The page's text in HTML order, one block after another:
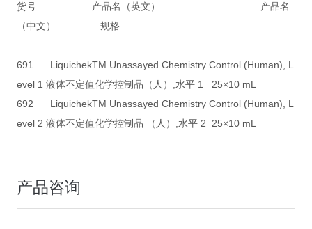
货号 产品名（英文） 产品名
（中文） 规格
691 LiquichekTM Unassayed Chemistry Control (Human), L
evel 1 液体不定值化学控制品（人）,水平 1 25×10 mL
692 LiquichekTM Unassayed Chemistry Control (Human), L
evel 2 液体不定值化学控制品 （人）,水平 2 25×10 mL
产品咨询